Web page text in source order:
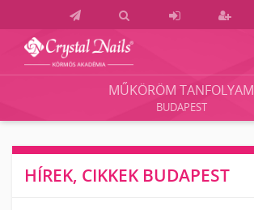
Crystal
Akadémia
Vizsgaközpont
MŰKÖRÖM TANFOLYAM
BUDAPEST
HÍREK, CIKKEK BUDAPEST